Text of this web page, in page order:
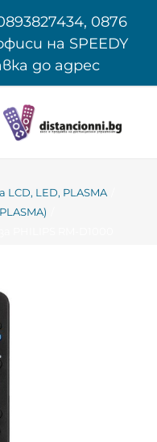
0876
на SPEEDY
до адрес
LED, PLASMA